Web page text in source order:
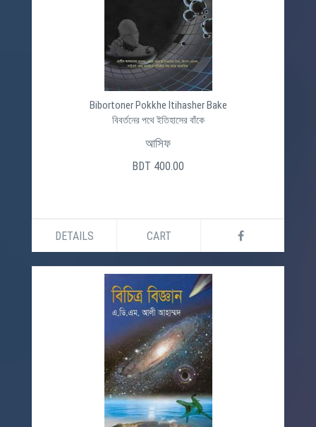
Bibortoner Pokkhe Itihasher Bake
বিবর্তনের পথে ইতিহাসের বাঁকে
আসিফ
BDT 400.00
DETAILS CART